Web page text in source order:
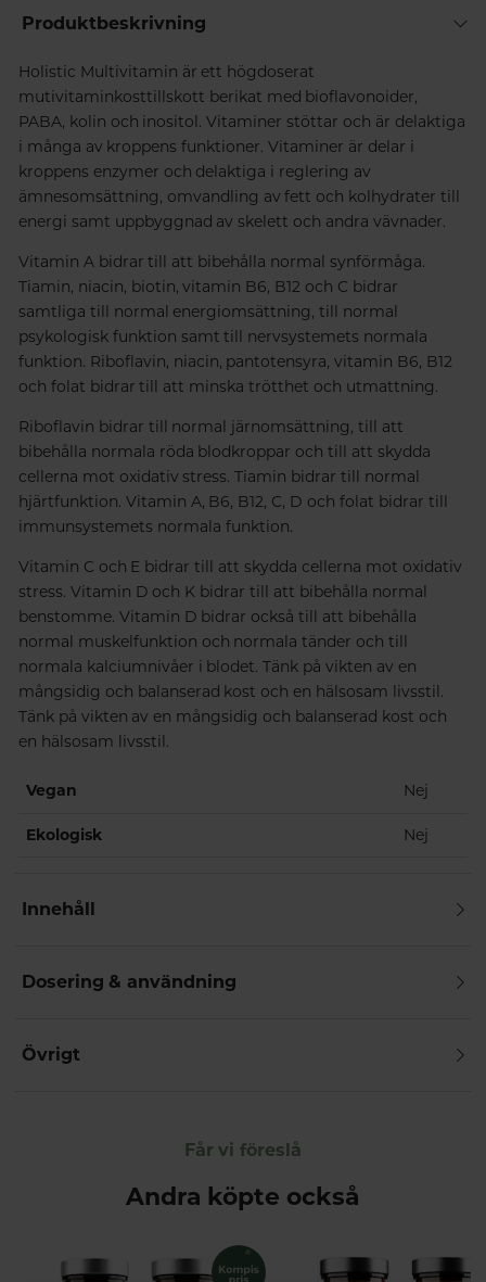
Produktbeskrivning
Holistic Multivitamin är ett högdoserat
mutivitaminkosttillskott berikat med bioflavonoider,
PABA, kolin och inositol. Vitaminer stöttar och är delaktiga
i många av kroppens funktioner. Vitaminer är delar i
kroppens enzymer och delaktiga i reglering av
ämnesomsättning, omvandling av fett och kolhydrater till
energi samt uppbyggnad av skelett och andra vävnader.
Vitamin A bidrar till att bibehålla normal synförmåga.
Tiamin, niacin, biotin, vitamin B6, B12 och C bidrar
samtliga till normal energiomsättning, till normal
psykologisk funktion samt till nervsystemets normala
funktion. Riboflavin, niacin, pantotensyra, vitamin B6, B12
och folat bidrar till att minska trötthet och utmattning.
Riboflavin bidrar till normal järnomsättning, till att
bibehålla normala röda blodkroppar och till att skydda
cellerna mot oxidativ stress. Tiamin bidrar till normal
hjärtfunktion. Vitamin A, B6, B12, C, D och folat bidrar till
immunsystemets normala funktion.
Vitamin C och E bidrar till att skydda cellerna mot oxidativ
stress. Vitamin D och K bidrar till att bibehålla normal
benstomme. Vitamin D bidrar också till att bibehålla
normal muskelfunktion och normala tänder och till
normala kalciumnivåer i blodet. Tänk på vikten av en
mångsidig och balanserad kost och en hälsosam livsstil.
Tänk på vikten av en mångsidig och balanserad kost och
en hälsosam livsstil.
Vegan Nej
Ekologisk Nej
Innehåll
Dosering & användning
Övrigt
Får vi föreslå
Andra köpte också